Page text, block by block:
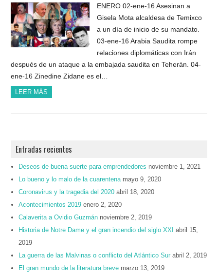
ENERO 02-ene-16 Asesinan a
Gisela Mota alcaldesa de Temixco
a un día de inicio de su mandato.
03-ene-16 Arabia Saudita rompe
relaciones diplomáticas con Irán
después de un ataque a la embajada saudita en Teherán. 04-
ene-16 Zinedine Zidane es el…
LEER MÁS
Entradas recientes
Deseos de buena suerte para emprendedores noviembre 1, 2021
Lo bueno y lo malo de la cuarentena mayo 9, 2020
Coronavirus y la tragedia del 2020 abril 18, 2020
Acontecimientos 2019 enero 2, 2020
Calaverita a Ovidio Guzmán noviembre 2, 2019
Historia de Notre Dame y el gran incendio del siglo XXI
abril 15,
2019
La guerra de las Malvinas o conflicto del Atlántico Sur abril 2, 2019
El gran mundo de la literatura breve marzo 13, 2019